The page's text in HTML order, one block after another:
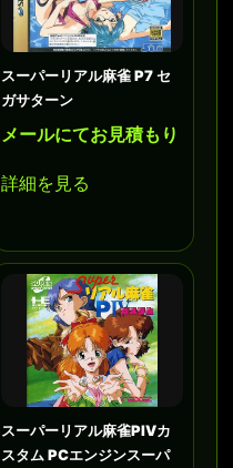
スーパーリアル麻雀 P7 セ
ガサターン
メールにてお見積もり
詳細を見る
スーパーリアル麻雀PIVカ
スタム PCエンジンスーパ